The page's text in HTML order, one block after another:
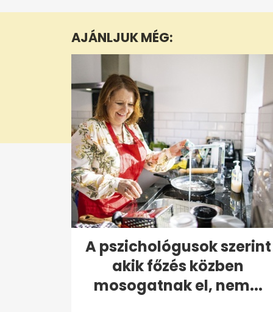
7
31
secondsVolume
0%
AJÁNLJUK MÉG:
A pszichológusok szerint
akik főzés közben
mosogatnak el, nem...